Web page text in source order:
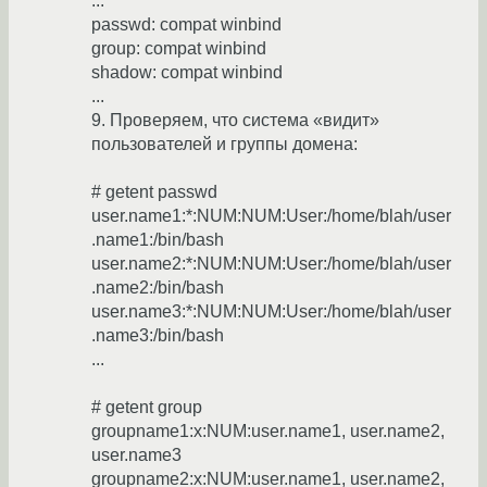
passwd: compat winbind
group: compat winbind
shadow: compat winbind
...
9. Проверяем, что система «видит»
пользователей и группы домена:
# getent passwd
user.name1:*:NUM:NUM:User:/home/blah/user
.name1:/bin/bash
user.name2:*:NUM:NUM:User:/home/blah/user
.name2:/bin/bash
user.name3:*:NUM:NUM:User:/home/blah/user
.name3:/bin/bash
...
# getent group
groupname1:x:NUM:user.name1, user.name2,
user.name3
groupname2:x:NUM:user.name1, user.name2,